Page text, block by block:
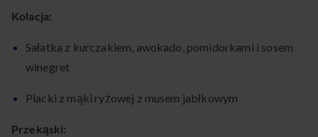
Kolacja:
Sałatka z kurczakiem, awokado, pomidorkami i sosem
winegret
Placki z mąki ryżowej z musem jabłkowym
Przekąski: